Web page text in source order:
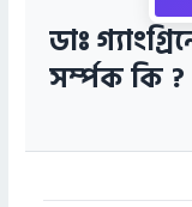
ডাঃ
সর্ম্পক কি ?